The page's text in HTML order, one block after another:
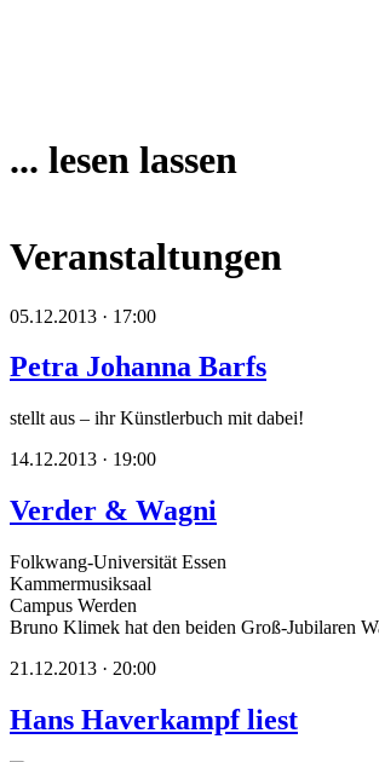
... lesen lassen
Veranstaltungen
05.12.2013 · 17:00
Petra Johanna Barfs
stellt aus – ihr Künstlerbuch mit dabei!
14.12.2013 · 19:00
Verder & Wagni
Folkwang-Universität Essen
Kammermusiksaal
Campus Werden
Bruno Klimek hat den beiden Groß-Jubilaren
21.12.2013 · 20:00
Hans Haverkampf liest